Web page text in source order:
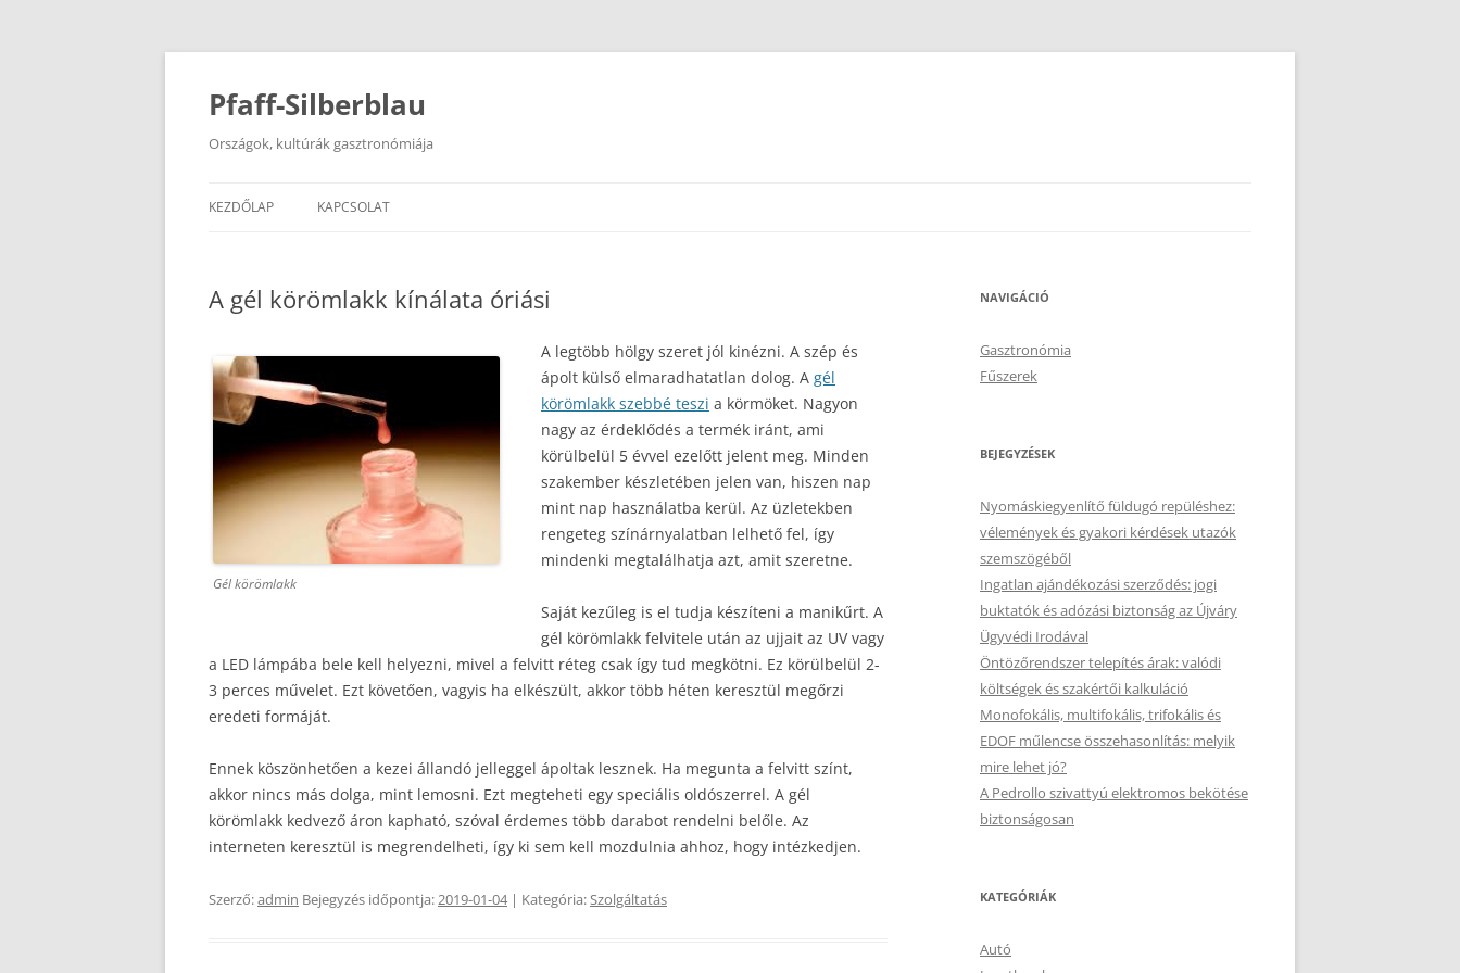
Kilépés
tartalomba
Pfaff-Silberblau
Országok, kultúrák gasztronómiája
KEZDŐLAP KAPCSOLAT
A gél körömlakk kínálata óriási
Gél körömlakk
A legtöbb hölgy szeret jól kinézni. A szép és
ápolt külső elmaradhatatlan dolog. A gél
körömlakk szebbé teszi a körmöket. Nagyon
nagy az érdeklődés a termék iránt, ami
körülbelül 5 évvel ezelőtt jelent meg. Minden
szakember készletében jelen van, hiszen nap
mint nap használatba kerül. Az üzletekben
rengeteg színárnyalatban lelhető fel, így
mindenki megtalálhatja azt, amit szeretne.
Saját kezűleg is el tudja készíteni a manikűrt. A
gél körömlakk felvitele után az ujjait az UV vagy
a LED lámpába bele kell helyezni, mivel a felvitt réteg csak így tud megkötni. Ez körülbelül 2-
3 perces művelet. Ezt követően, vagyis ha elkészült, akkor több héten keresztül megőrzi
eredeti formáját.
Ennek köszönhetően a kezei állandó jelleggel ápoltak lesznek. Ha megunta a felvitt színt,
akkor nincs más dolga, mint lemosni. Ezt megteheti egy speciális oldószerrel. A gél
körömlakk kedvező áron kapható, szóval érdemes több darabot rendelni belőle. Az
interneten keresztül is megrendelheti, így ki sem kell mozdulnia ahhoz, hogy intézkedjen.
Szerző:admin Bejegyzés időpontja:2019-01-04| Kategória:Szolgáltatás
NAVIGÁCIÓ
Gasztronómia
Fűszerek
BEJEGYZÉSEK
Nyomáskiegyenlítő füldugó repüléshez:
vélemények és gyakori kérdések utazók
szemszögéből
Ingatlan ajándékozási szerződés: jogi
buktatók és adózási biztonság az Újváry
Ügyvédi Irodával
Öntözőrendszer telepítés árak: valódi
költségek és szakértői kalkuláció
Monofokális, multifokális, trifokális és
EDOF műlencse összehasonlítás: melyik
mire lehet jó?
A Pedrollo szivattyú elektromos bekötése
biztonságosan
KATEGÓRIÁK
Autó